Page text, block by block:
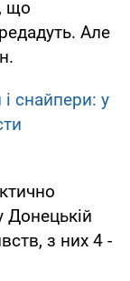
що
Але
снайпери: у
Донецькій
з них 4 -